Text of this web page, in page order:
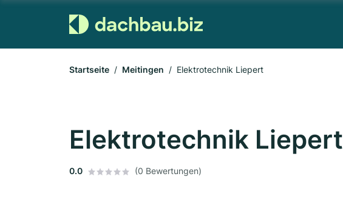
Startseite Meitingen Elektrotechnik Liepert
Elektrotechnik Liepert
0.0 (0 Bewertungen)